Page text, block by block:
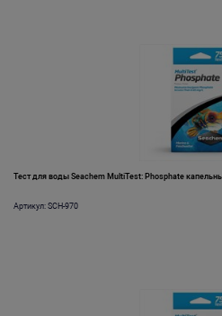
Тест для воды Seachem MultiTest: Phosphate
Артикул: SCH-970